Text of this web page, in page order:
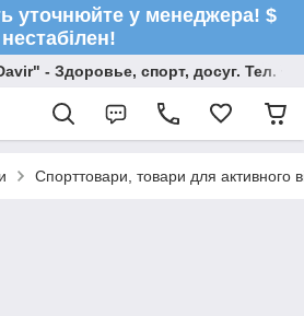
уточнюйте у менеджера! $
нестабілен!
- Здоровье, спорт, досуг. Тел.
Спорттовари, товари для активного